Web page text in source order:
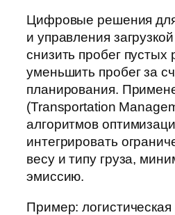
Цифровые решения
и управления
снизить пробег пустых
уменьшить пробег за
планирования.
(Transportation
алгоритмов
интегрировать
весу и типу груза,
эмиссию.
Пример: